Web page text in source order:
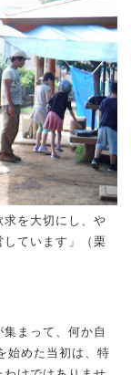
求を大切にし、や
ています」（栗
集まって、何か自
始めた当初は、特